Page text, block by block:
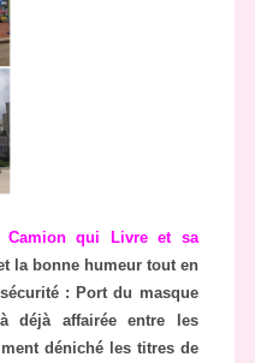
Camion qui Livre et sa
la bonne humeur tout en
: Port du masque
déjà affairée entre les
déniché les titres de